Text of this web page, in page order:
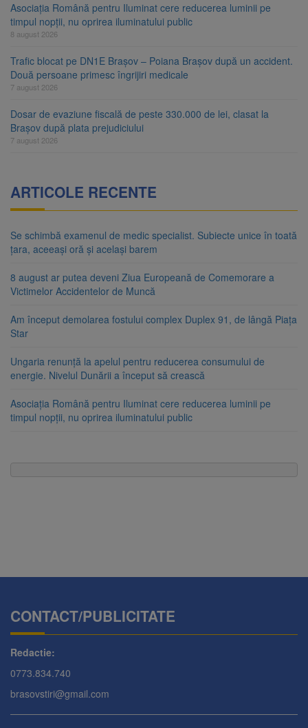
Asociația Română pentru Iluminat cere reducerea luminii pe
timpul nopții, nu oprirea iluminatului public
8 august 2026
Trafic blocat pe DN1E Brașov – Poiana Brașov după un accident.
Două persoane primesc îngrijiri medicale
7 august 2026
Dosar de evaziune fiscală de peste 330.000 de lei, clasat la
Brașov după plata prejudiciului
7 august 2026
ARTICOLE RECENTE
Se schimbă examenul de medic specialist. Subiecte unice în toată
țara, aceeași oră și același barem
8 august ar putea deveni Ziua Europeană de Comemorare a
Victimelor Accidentelor de Muncă
Am început demolarea fostului complex Duplex 91, de lângă Piața
Star
Ungaria renunță la apelul pentru reducerea consumului de
energie. Nivelul Dunării a început să crească
Asociația Română pentru Iluminat cere reducerea luminii pe
timpul nopții, nu oprirea iluminatului public
CONTACT/PUBLICITATE
Redactie:
0773.834.740
brasovstiri@gmail.com